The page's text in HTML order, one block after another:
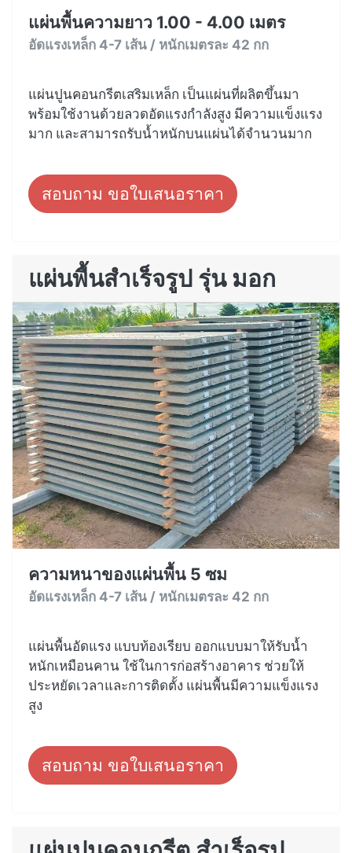
แผ่นพื้นความยาว 1.00 - 4.00 เมตร
อัดแรงเหล็ก 4-7 เส้น / หนักเมตรละ 42 กก
แผ่นปูนคอนกรีตเสริมเหล็ก เป็นแผ่นที่ผลิตขึ้นมา
พร้อมใช้งานด้วยลวดอัดแรงกำลังสูง มีความแข็งแรง
มาก และสามารถรับน้ำหนักบนแผ่นได้จำนวนมาก
สอบถาม ขอใบเสนอราคา
แผ่นพื้นสำเร็จรูป รุ่น มอก
ความหนาของแผ่นพื้น 5 ซม
อัดแรงเหล็ก 4-7 เส้น / หนักเมตรละ 42 กก
แผ่นพื้นอัดแรง แบบท้องเรียบ ออกแบบมาให้รับน้ำ
หนักเหมือนคาน ใช้ในการก่อสร้างอาคาร ช่วยให้
ประหยัดเวลาและการติดตั้ง แผ่นพื้นมีความแข็งแรง
สูง
สอบถาม ขอใบเสนอราคา